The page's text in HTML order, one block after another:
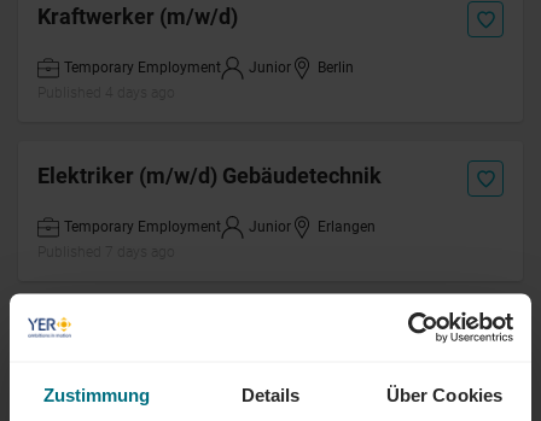
Zustimmung Details Über Cookies
Kraftwerker (m/w/d)
Temporary Employment Junior
Berlin
Elektriker (m/w/d) Gebäudetechnik
Temporary Employment Junior
Erlangen
HR Operations Specialist (m/w/d)
Permanent
Magdeburg
Published 8 days ago